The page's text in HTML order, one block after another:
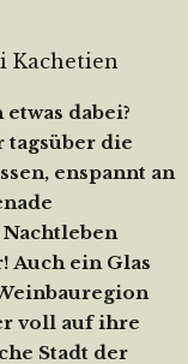
dabei?
die
enspannt an
Auch ein Glas
voll auf ihre
Stadt der